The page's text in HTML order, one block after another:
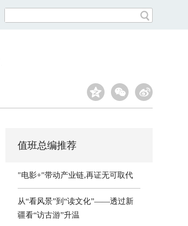
值班总编推荐
"电影+"带动产业链,再证无可取代
从“看风景”到“读文化”——透过新
疆看“访古游”升温